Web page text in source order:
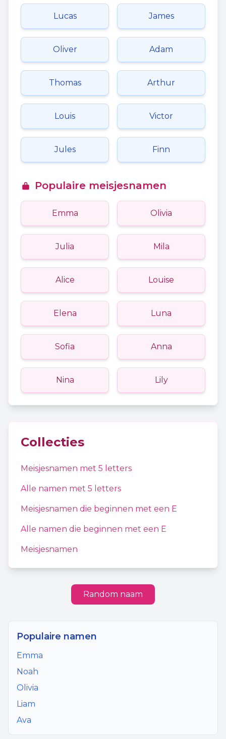
Lucas James
Oliver Adam
Thomas Arthur
Louis Victor
Jules Finn
Populaire meisjesnamen
Emma Olivia
Julia Mila
Alice Louise
Elena Luna
Sofia Anna
Nina Lily
Collecties
Meisjesnamen met 5 letters
Alle namen met 5 letters
Meisjesnamen die beginnen met een E
Alle namen die beginnen met een E
Meisjesnamen
Random naam
Populaire namen
Emma
Noah
Olivia
Liam
Ava